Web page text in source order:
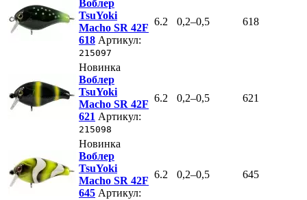
Воблер
TsuYoki
Macho SR 42F
618 Артикул:
215097
6.2 0,2–0,5 618
Новинка
Воблер
TsuYoki
Macho SR 42F
621 Артикул:
215098
6.2 0,2–0,5 621
Новинка
Воблер
TsuYoki
Macho SR 42F
645 Артикул:
6.2 0,2–0,5 645